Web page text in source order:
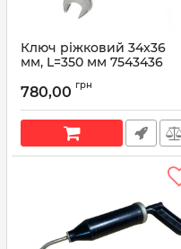
Ключ ріжковий 34x36
мм, L=350 мм 7543436
Артикул: 7543436
780,00 грн